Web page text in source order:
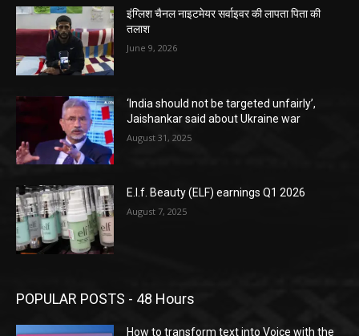
इंग्लिश चैनल नाइटमेयर सर्वाइवर की लापता पिता की
तलाश
June 9, 2026
‘India should not be targeted unfairly’,
Jaishankar said about Ukraine war
August 31, 2025
E.l.f. Beauty (ELF) earnings Q1 2026
August 7, 2025
POPULAR POSTS - 48 Hours
How to transform text into Voice with the